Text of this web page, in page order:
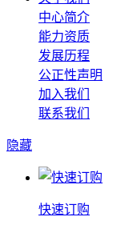
中心简介
能力资质
发展历程
公正性声明
加入我们
联系我们
隐藏
快速订购